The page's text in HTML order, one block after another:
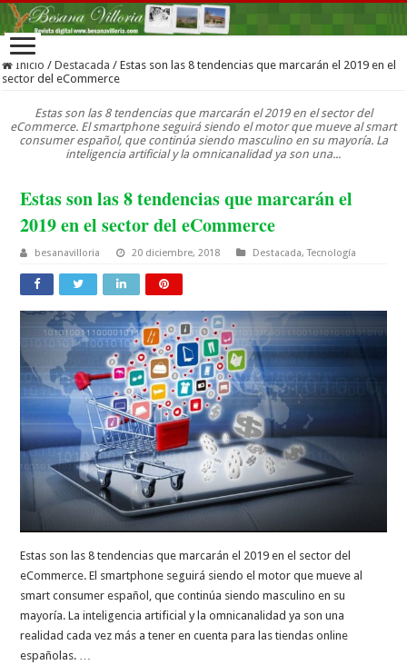
Inicio / Destacada / Estas son las 8 tendencias que marcarán el 2019 en el
sector del eCommerce
Estas son las 8 tendencias que marcarán el 2019 en el sector del
eCommerce. El smartphone seguirá siendo el motor que mueve al smart
consumer español, que continúa siendo masculino en su mayoría. La
inteligencia artificial y la omnicanalidad ya son una...
Estas son las 8 tendencias que marcarán el
2019 en el sector del eCommerce
besanavilloria 20 diciembre, 2018 Destacada,Tecnología
Estas son las 8 tendencias que marcarán el 2019 en el sector del
eCommerce. El smartphone seguirá siendo el motor que mueve al
smart consumer español, que continúa siendo masculino en su
mayoría. La inteligencia artificial y la omnicanalidad ya son una
realidad cada vez más a tener en cuenta para las tiendas online
españolas. …